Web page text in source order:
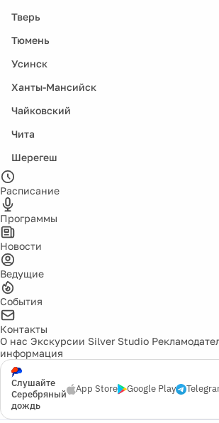
Тверь
Тюмень
Усинск
Ханты-Мансийск
Чайковский
Чита
Шерегеш
Расписание
Программы
Новости
Ведущие
События
Контакты
О нас Экскурсии Silver Studio
информация
Слушайте
Серебряный
дождь
App Store Google Play